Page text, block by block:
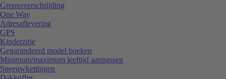
Grensoverschrijding
One Way
Adresaflevering
GPS
Kinderzitje
Gegarandeerd model boeken
Minimum/maximum leeftijd aanpassen
Sneeuwkettingen